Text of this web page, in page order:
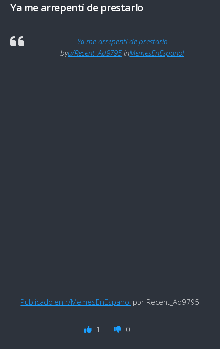
Ya me arrepentí de prestarlo
Ya me arrepentí de prestarlo
byu/Recent_Ad9795 inMemesEnEspanol
Publicado en r/MemesEnEspanol por Recent_Ad9795
1 0